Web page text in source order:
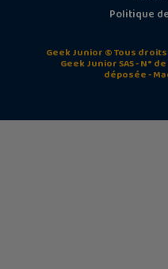
Politique
Geek Junior © Tous droits
Geek Junior SAS - N°
déposée -